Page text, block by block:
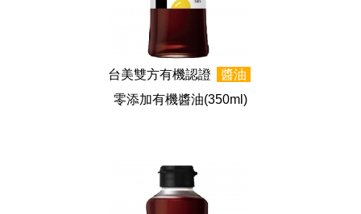
台美雙方有機認證
醬油
零添加有機醬油(350ml)